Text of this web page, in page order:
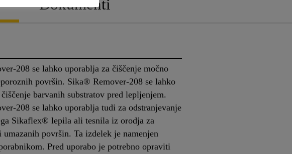
Dokumenti
208 se lahko uporablja za čiščenje močno
površin. Sika® Remover-208 se lahko
barvanih substratov pred lepljenjem.
208 se lahko uporablja tudi za odstranjevanje
Sikaflex® lepila ali tesnila iz orodja za
umazanih površin. Ta izdelek je namenjen
Pred uporabo je potrebno opraviti